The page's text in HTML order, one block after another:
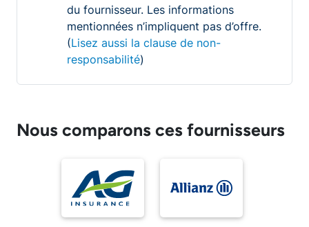
du fournisseur. Les informations
mentionnées n’impliquent pas d’offre.
(Lisez aussi la clause de non-
responsabilité)
Nous comparons ces fournisseurs